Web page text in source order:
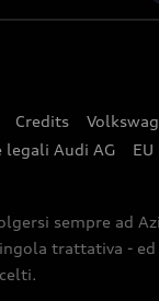
Credits
legali Audi AG
sempre ad
trattativa -